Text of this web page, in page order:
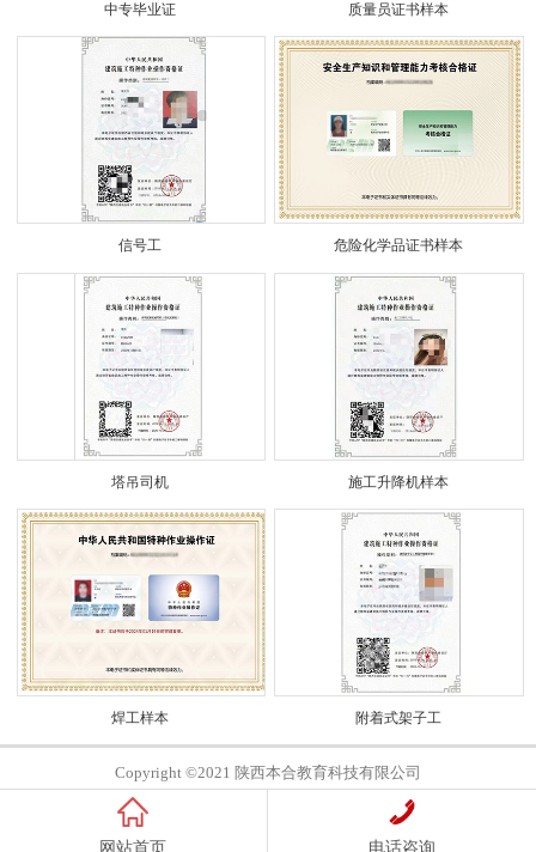
中专毕业证 质量员证书样本
信号工 危险化学品证书样本
塔吊司机 施工升降机样本
焊工样本 附着式架子工
Copyright ©2021 陕西本合教育科技有限公司
网站首页 电话咨询